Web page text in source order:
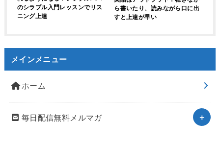
のシラブル入門レッスンでリス
ニング上達
ら書いたり、読みながら口に出
すと上達が早い
メインメニュー
ホーム
毎日配信無料メルマガ